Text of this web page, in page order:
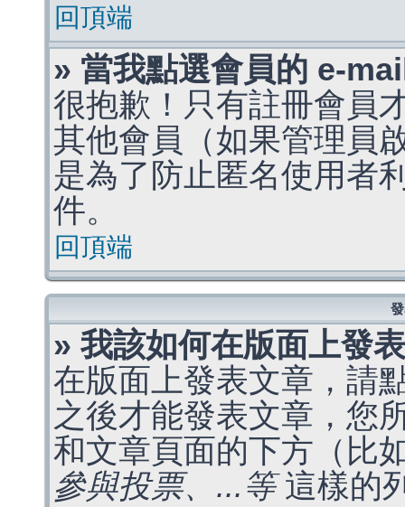
回頂端
» 當我點選會員的 e-
很抱歉！只有註冊會員
其他會員（如果管理員
是為了防止匿名使用者
件。
回頂端
» 我該如何在版面上發
在版面上發表文章，請
之後才能發表文章，您
和文章頁面的下方（比
參與投票、...等這樣的